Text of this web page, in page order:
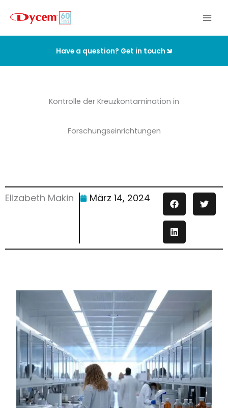
Inhalt
springen
Have a question? Get in touch
Kontrolle der Kreuzkontamination in
Forschungseinrichtungen
Elizabeth Makin März 14, 2024